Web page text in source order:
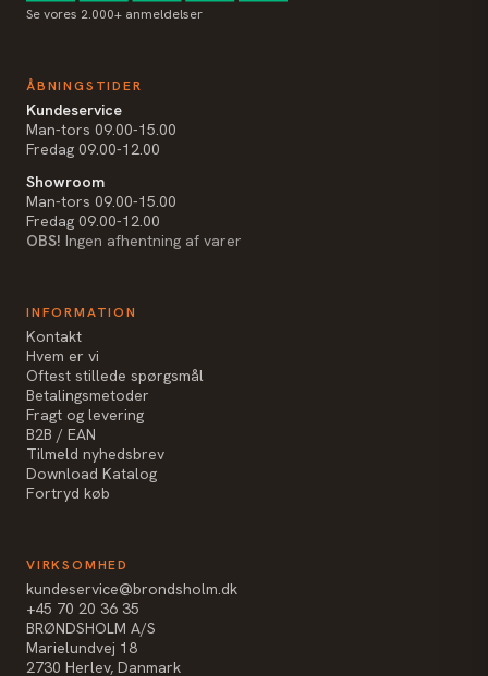
Se vores 2.000+ anmeldelser
ÅBNINGSTIDER
Kundeservice
Man-tors 09.00-15.00
Fredag 09.00-12.00
Showroom
Man-tors 09.00-15.00
Fredag 09.00-12.00
OBS! Ingen afhentning af varer
INFORMATION
Kontakt
Hvem er vi
Oftest stillede spørgsmål
Betalingsmetoder
Fragt og levering
B2B / EAN
Tilmeld nyhedsbrev
Download Katalog
Fortryd køb
VIRKSOMHED
kundeservice@brondsholm.dk
+45 70 20 36 35
BRØNDSHOLM A/S
Marielundvej 18
2730 Herlev, Danmark